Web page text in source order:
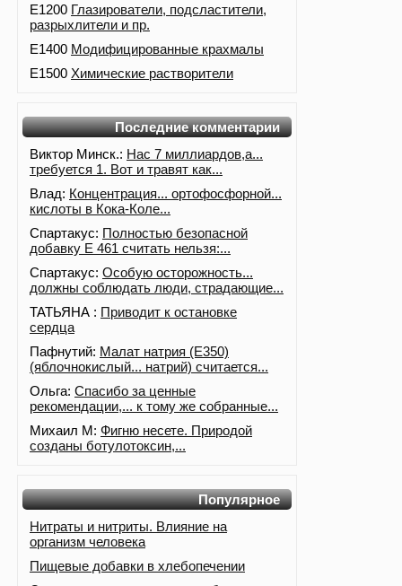
E1200 Глазирователи, подсластители,
разрыхлители и пр.
E1400 Модифицированные крахмалы
E1500 Химические растворители
Последние комментарии
Виктор Минск.: Нас 7 миллиардов,а...
требуется 1. Вот и травят как...
Влад: Концентрация... ортофосфорной...
кислоты в Кока-Коле...
Спартакус: Полностью безопасной
добавку Е 461 считать нельзя:...
Спартакус: Особую осторожность...
должны соблюдать люди, страдающие...
ТАТЬЯНА : Приводит к остановке
сердца
Пафнутий: Малат натрия (E350)
(яблочнокислый... натрий) считается...
Ольга: Спасибо за ценные
рекомендации,... к тому же собранные...
Михаил М: Фигню несете. Природой
созданы ботулотоксин,...
Популярное
Нитраты и нитриты. Влияние на
организм человека
Пищевые добавки в хлебопечении